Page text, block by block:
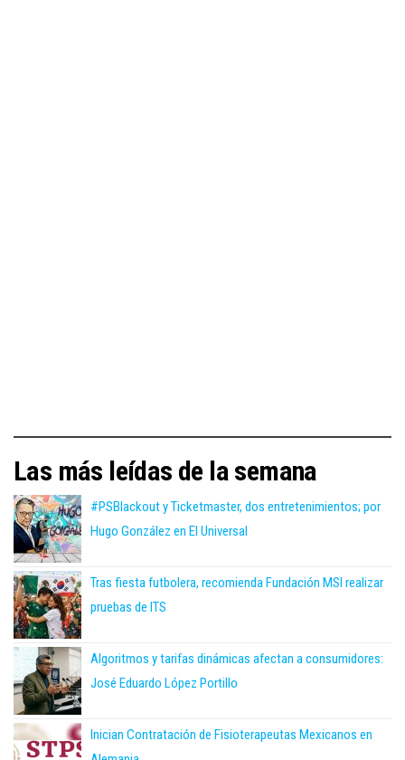
Las más leídas de la semana
#PSBlackout y Ticketmaster, dos entretenimientos; por
Hugo González en El Universal
Tras fiesta futbolera, recomienda Fundación MSI realizar
pruebas de ITS
Algoritmos y tarifas dinámicas afectan a consumidores:
José Eduardo López Portillo
Inician Contratación de Fisioterapeutas Mexicanos en